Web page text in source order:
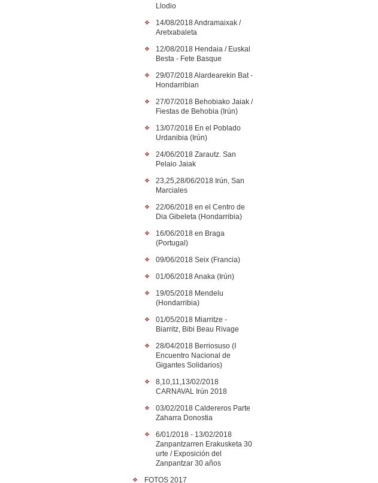
Llodio
14/08/2018 Andramaixak /
Aretxabaleta
12/08/2018 Hendaia / Euskal
Besta - Fete Basque
29/07/2018 Alardearekin Bat -
Hondarribian
27/07/2018 Behobiako Jaiak /
Fiestas de Behobia (Irún)
13/07/2018 En el Poblado
Urdanibia (Irún)
24/06/2018 Zarautz. San
Pelaio Jaiak
23,25,28/06/2018 Irún, San
Marciales
22/06/2018 en el Centro de
Dia Gibeleta (Hondarribia)
16/06/2018 en Braga
(Portugal)
09/06/2018 Seix (Francia)
01/06/2018 Anaka (Irún)
19/05/2018 Mendelu
(Hondarribia)
01/05/2018 Miarritze -
Biarritz, Bibi Beau Rivage
28/04/2018 Berriosuso (I
Encuentro Nacional de
Gigantes Solidarios)
8,10,11,13/02/2018
CARNAVAL Irún 2018
03/02/2018 Caldereros Parte
Zaharra Donostia
6/01/2018 - 13/02/2018
Zanpantzarren Erakusketa 30
urte / Exposición del
Zanpantzar 30 años
FOTOS 2017